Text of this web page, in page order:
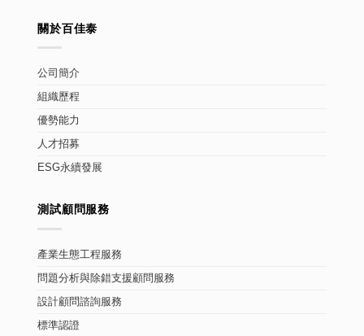
關於百佳泰
公司簡介
組織歷程
優勢能力
人才招募
ESG永續發展
測試顧問服務
產業生態工程服務
問題分析與除錯支援顧問服務
設計顧問諮詢服務
標準認證